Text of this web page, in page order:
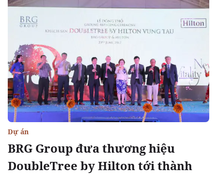
BRG Group đưa thương hiệu
DoubleTree by Hilton tới thành
Dự án